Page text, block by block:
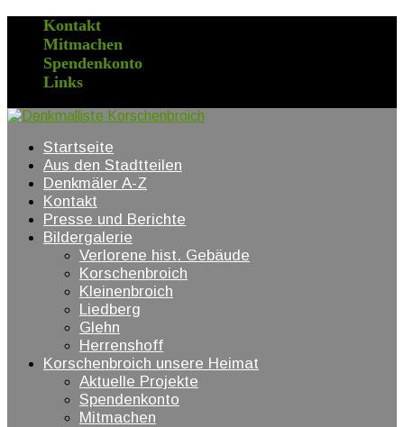
Kontakt
Mitmachen
Spendenkonto
Links
Startseite
Aus den Stadtteilen
Denkmäler A-Z
Kontakt
Presse und Berichte
Bildergalerie
Verlorene hist. Gebäude
Korschenbroich
Kleinenbroich
Liedberg
Glehn
Herrenshoff
Korschenbroich unsere Heimat
Aktuelle Projekte
Spendenkonto
Mitmachen